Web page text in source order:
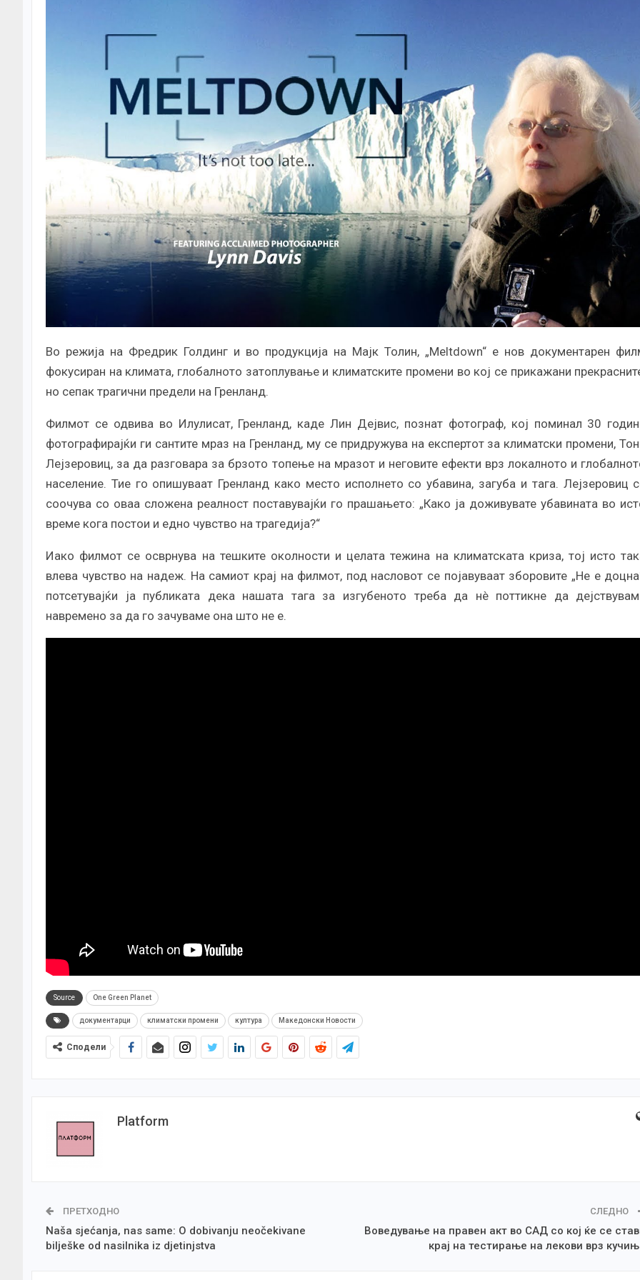
Во режија на Фредрик Голдинг и во продукција на Мајк Толин, „Meltdown“ е нов документарен
фокусиран на климата, глобалното затоплување и климатските промени во кој се прикажани
но сепак трагични предели на Гренланд.
Филмот се одвива во Илулисат, Гренланд, каде Лин Дејвис, познат фотограф, кој поминал 30
фотографирајќи ги сантите мраз на Гренланд, му се придружува на експертот за климатски промени,
Лејзеровиц, за да разговара за брзото топење на мразот и неговите ефекти врз локалното и
население. Тие го опишуваат Гренланд како место исполнето со убавина, загуба и тага. Лејзеровиц
соочува со оваа сложена реалност поставувајќи го прашањето: „Како ја доживувате убавината во
време кога постои и едно чувство на трагедија?“
Иако филмот се осврнува на тешките околности и целата тежина на климатската криза, тој исто
влева чувство на надеж. На самиот крај на филмот, под насловот се појавуваат зборовите „Не е
потсетувајќи ја публиката дека нашата тага за изгубеното треба да нè поттикне да
навремено за да го зачуваме она што не е.
Source One Green Planet
документарци климатски промени култура Македонски Новости
Сподели
Platform
ПРЕТХОДНО
Naša sjećanja, nas same: O dobivanju neočekivane
bilješke od nasilnika iz djetinjstva
СЛЕДНО
Воведување на правен акт во САД со кој ќе се
крај на тестирање на лекови врз